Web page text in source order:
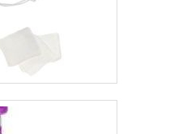
conta com escritório de
alta qualidade onde são
e biblioteca técnica de
apoio. Todos esses
fatores, agregados a
uma equipe